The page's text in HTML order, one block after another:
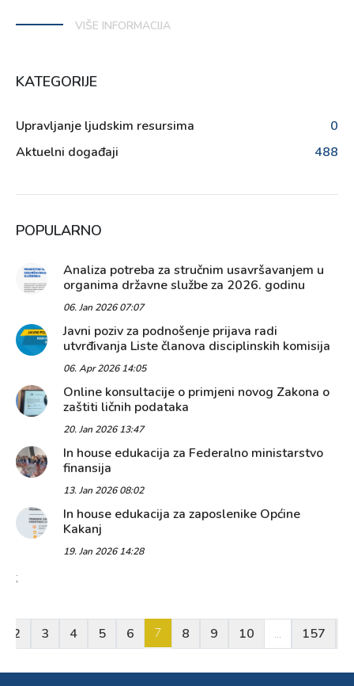
VIŠE INFORMACIJA
KATEGORIJE
Upravljanje ljudskim resursima
0
Aktuelni događaji
488
POPULARNO
Analiza potreba za stručnim usavršavanjem u
organima državne službe za 2026. godinu
06. Jan 2026 07:07
Javni poziv za podnošenje prijava radi
utvrđivanja Liste članova disciplinskih komisija
06. Apr 2026 14:05
Online konsultacije o primjeni novog Zakona o
zaštiti ličnih podataka
20. Jan 2026 13:47
In house edukacija za Federalno ministarstvo
finansija
13. Jan 2026 08:02
In house edukacija za zaposlenike Općine
Kakanj
19. Jan 2026 14:28
;
2 3 4 5 6 7 8 9 10 ... 157